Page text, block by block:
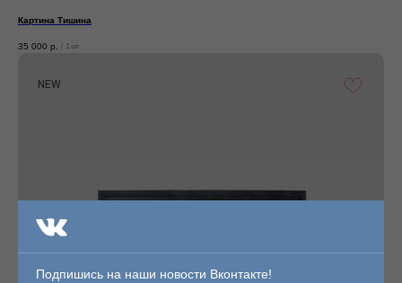
Картина Тишина
35 000 р. / 1 шт
NEW
Подпишись на наши новости Вконтакте!